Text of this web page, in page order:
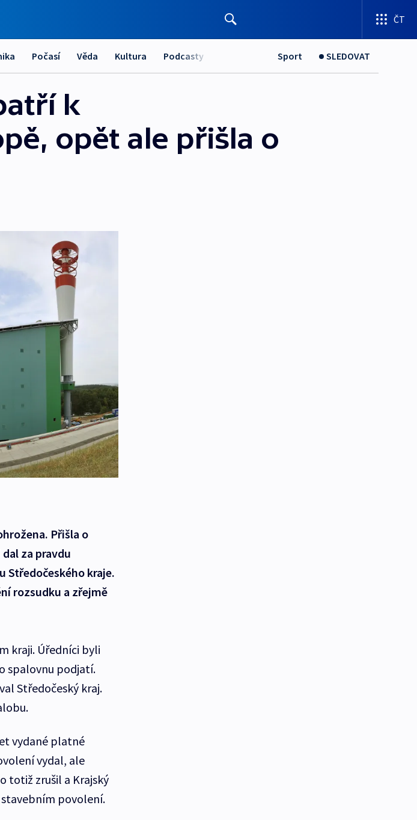
ČT
Počasí Věda Kultura Podcasty Sport SLEDOVAT
k
opět ale přišla o
Přišla o
za pravdu
Středočeského kraje.
rozsudku a zřejmě
kraji. Úředníci byli
spalovnu podjatí.
Středočeský kraj.
vydané platné
vydal, ale
totiž zrušil a Krajský
stavebním povolení.